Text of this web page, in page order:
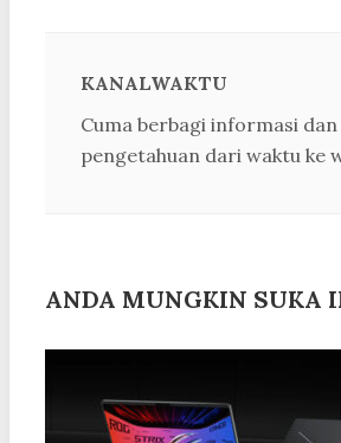
KANALWAKTU
Cuma berbagi informasi dan
pengetahuan dari waktu ke
ANDA MUNGKIN SUKA